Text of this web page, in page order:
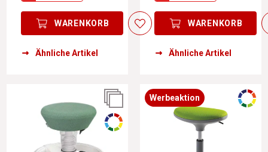
WARENKORB
Ähnliche Artikel
WARENKORB
Ähnliche Artikel
Werbeaktion